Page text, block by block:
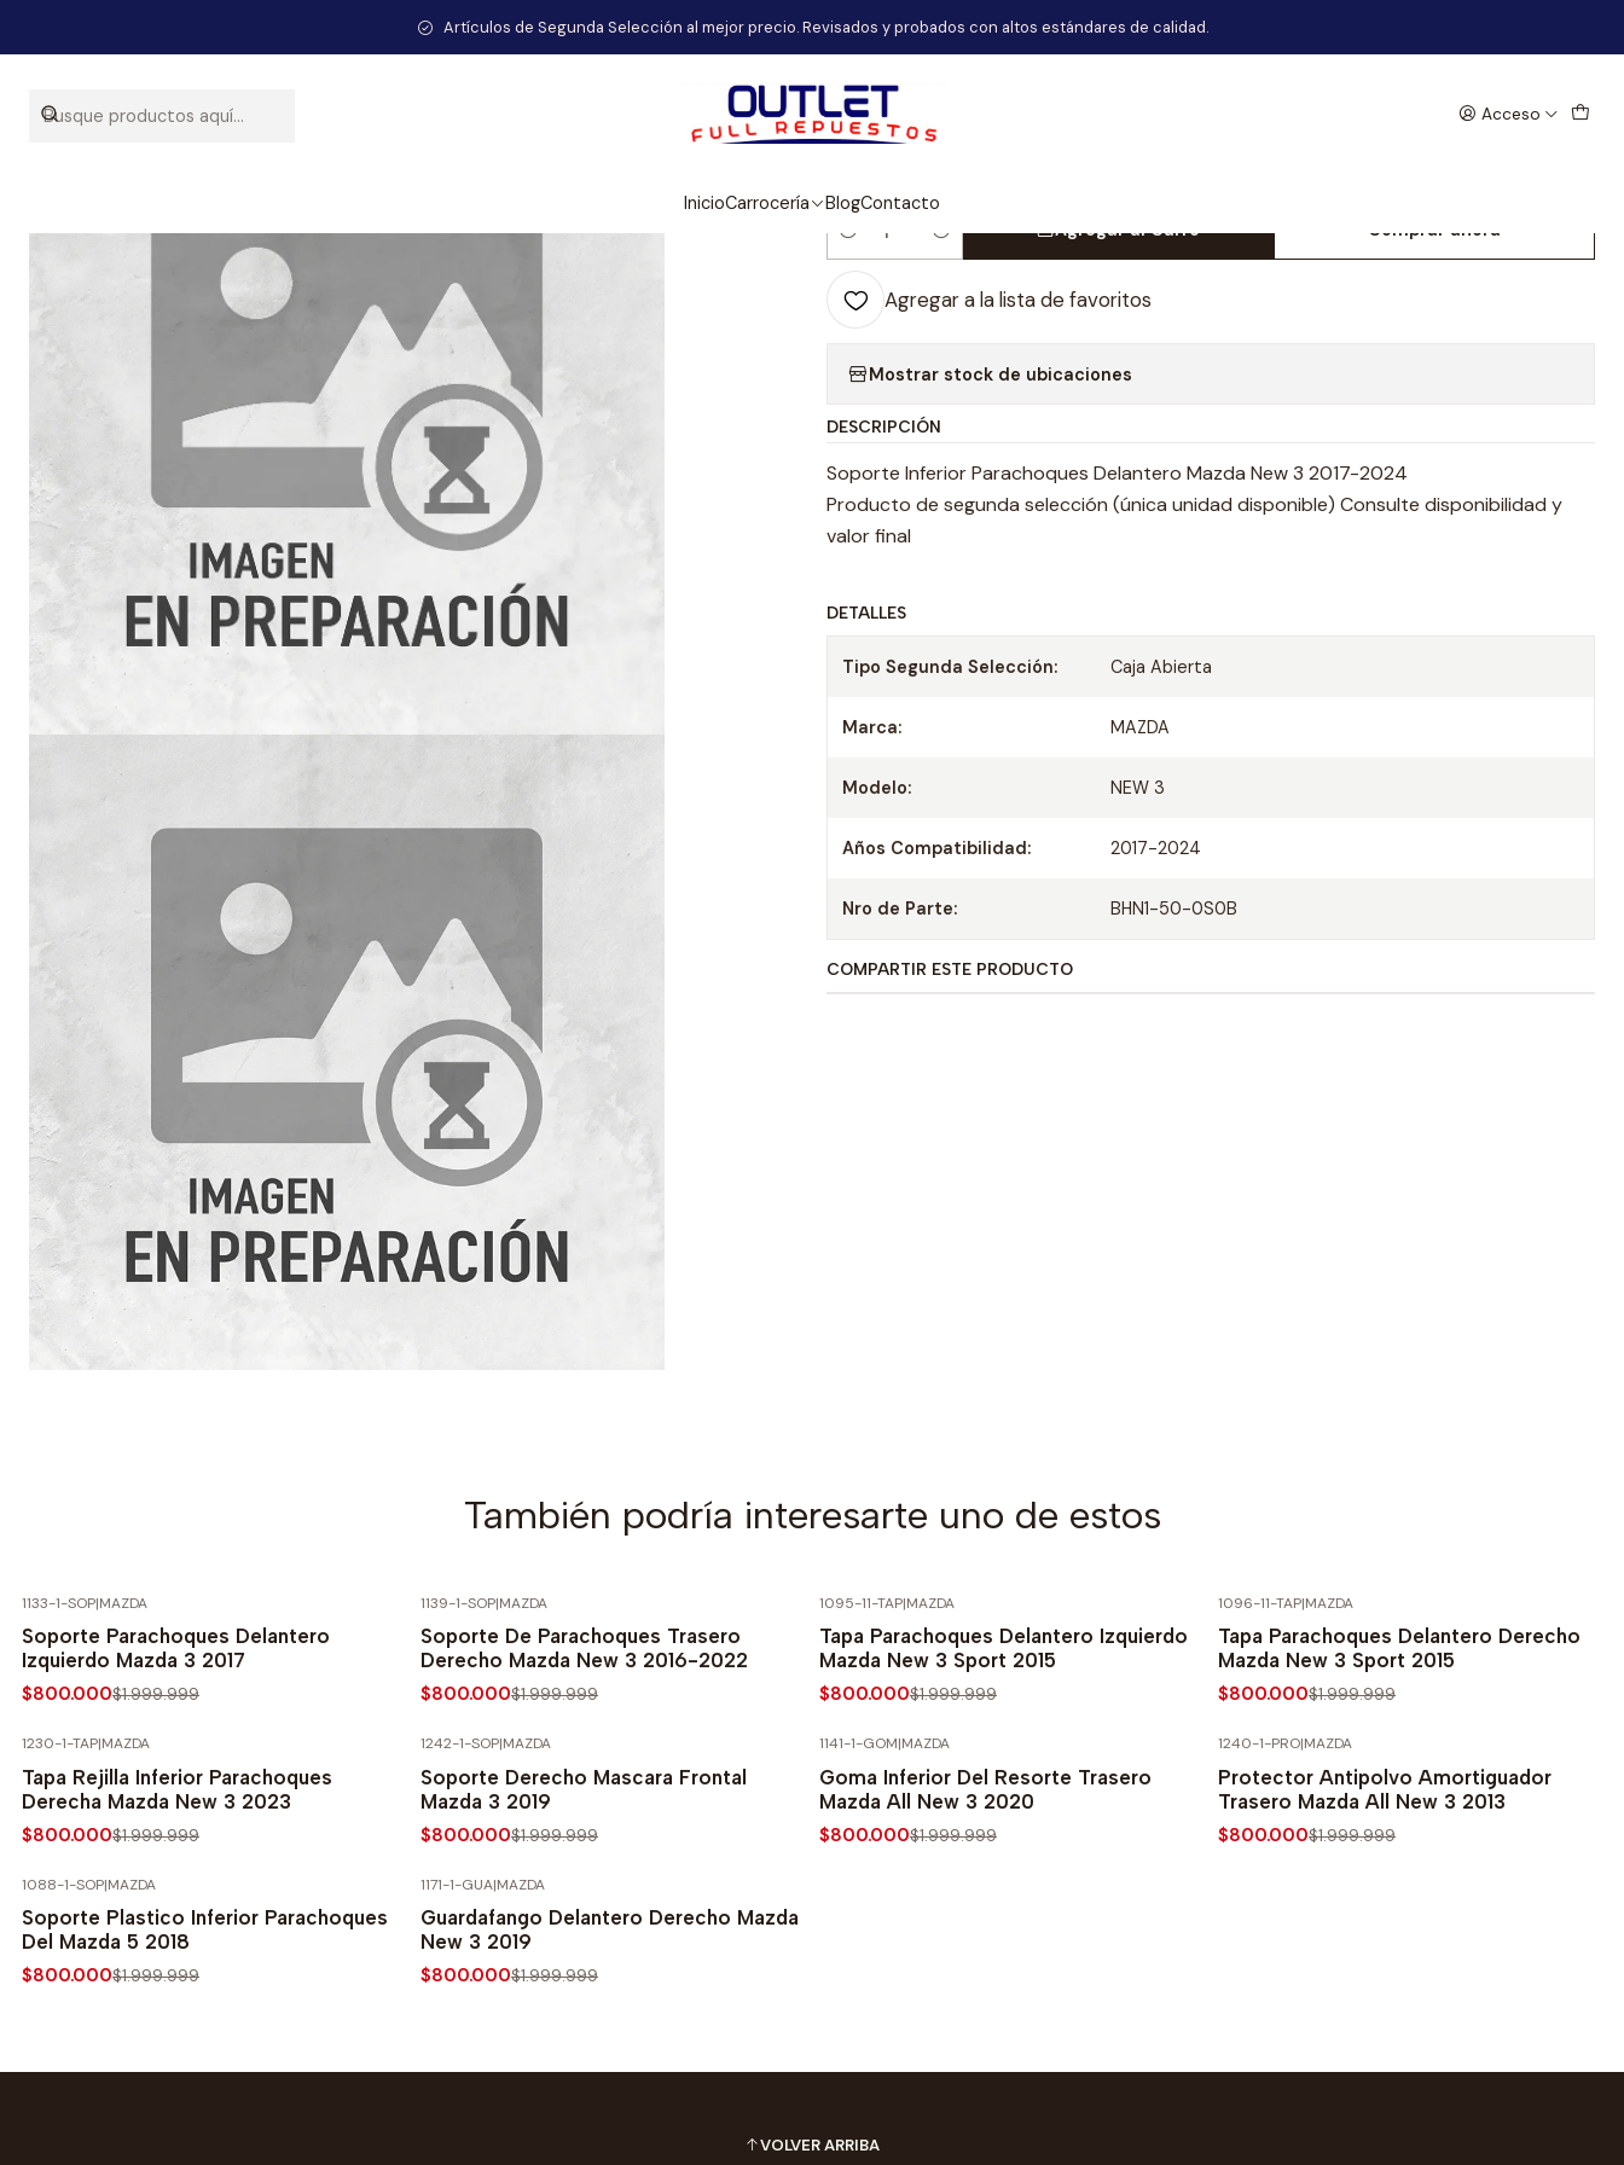
Acceso
InicioCarrocería BlogContacto
Artículos de Segunda Selección al mejor precio. Revisados y probados con altos estándares de calidad.
Inicio Carrocería Soporte Inferior Parachoques Delantero Mazda New 3 2017-2024
|
Soporte Inferior Parachoques Delantero
Cantidad
Agregar al Carro Comprar ahora
Agregar a la lista de favoritos
Mostrar stock de ubicaciones
DESCRIPCIÓN
Soporte Inferior Parachoques Delantero Mazda New 3 2017-2024
Producto de segunda selección (única unidad disponible) Consulte disponibilidad y
valor final
DETALLES
Tipo Segunda Selección: Caja Abierta
Marca: MAZDA
Modelo: NEW 3
Años Compatibilidad: 2017-2024
Nro de Parte: BHN1-50-0S0B
COMPARTIR ESTE PRODUCTO
También podría interesarte uno de estos
1133-1-SOP|MAZDA
Soporte Parachoques Delantero
Izquierdo Mazda 3 2017
$800.000$1.999.999
1139-1-SOP|MAZDA
Soporte De Parachoques Trasero
Derecho Mazda New 3 2016-2022
$800.000$1.999.999
1095-11-TAP|MAZDA
Tapa Parachoques Delantero Izquierdo
Mazda New 3 Sport 2015
$800.000$1.999.999
1096-11-TAP|MAZDA
Tapa Parachoques Delantero Derecho
Mazda New 3 Sport 2015
$800.000$1.999.999
1230-1-TAP|MAZDA
Tapa Rejilla Inferior Parachoques
Derecha Mazda New 3 2023
$800.000$1.999.999
1242-1-SOP|MAZDA
Soporte Derecho Mascara Frontal
Mazda 3 2019
$800.000$1.999.999
1141-1-GOM|MAZDA
Goma Inferior Del Resorte Trasero
Mazda All New 3 2020
$800.000$1.999.999
1240-1-PRO|MAZDA
Protector Antipolvo Amortiguador
Trasero Mazda All New 3 2013
$800.000$1.999.999
1088-1-SOP|MAZDA
Soporte Plastico Inferior Parachoques
Del Mazda 5 2018
$800.000$1.999.999
1171-1-GUA|MAZDA
Guardafango Delantero Derecho Mazda
New 3 2019
$800.000$1.999.999
VOLVER ARRIBA